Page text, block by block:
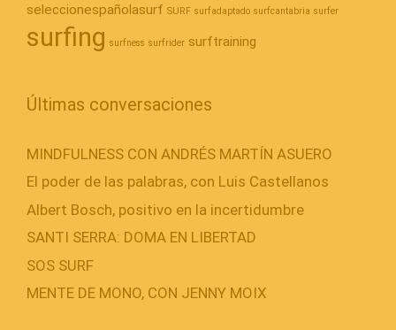
seleccionespañolasurf SURF surfadaptado surfcantabria surfer
surfing surfness surfrider surftraining
Últimas conversaciones
MINDFULNESS CON ANDRÉS MARTÍN ASUERO
El poder de las palabras, con Luis Castellanos
Albert Bosch, positivo en la incertidumbre
SANTI SERRA: DOMA EN LIBERTAD
SOS SURF
MENTE DE MONO, CON JENNY MOIX